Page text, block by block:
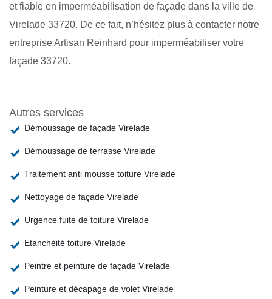
et fiable en imperméabilisation de façade dans la ville de
Virelade 33720. De ce fait, n’hésitez plus à contacter notre
entreprise Artisan Reinhard pour imperméabiliser votre
façade 33720.
Autres services
Démoussage de façade Virelade
Démoussage de terrasse Virelade
Traitement anti mousse toiture Virelade
Nettoyage de façade Virelade
Urgence fuite de toiture Virelade
Etanchéité toiture Virelade
Peintre et peinture de façade Virelade
Peinture et décapage de volet Virelade